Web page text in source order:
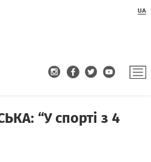
UA
“У спорті з 4